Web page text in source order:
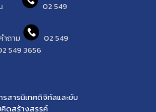
คืน
02 549
ถาม
02 549
549 3656
รสารนิเทศดิจิทัลและขับ
คิดสร้างสรรค์